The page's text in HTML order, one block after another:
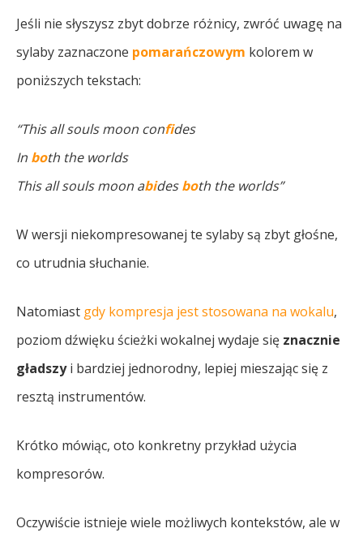
Jeśli nie słyszysz zbyt dobrze różnicy, zwróć uwagę na
sylaby zaznaczone pomarańczowym kolorem w
poniższych tekstach:
“This all souls moon confides
In both the worlds
This all souls moon abidesboth the worlds”
W wersji niekompresowanej te sylaby są zbyt głośne,
co utrudnia słuchanie.
Natomiast gdy kompresja jest stosowana na wokalu,
poziom dźwięku ścieżki wokalnej wydaje się znacznie
gładszyi bardziej jednorodny, lepiej mieszając się z
resztą instrumentów.
Krótko mówiąc, oto konkretny przykład użycia
kompresorów.
Oczywiście istnieje wiele możliwych kontekstów, ale w